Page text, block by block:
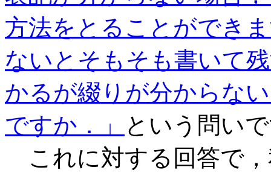
方法をとることができ
ないとそもそも書いて
かるが綴りが分からな
ですか．」
という問い
これに対する回答で